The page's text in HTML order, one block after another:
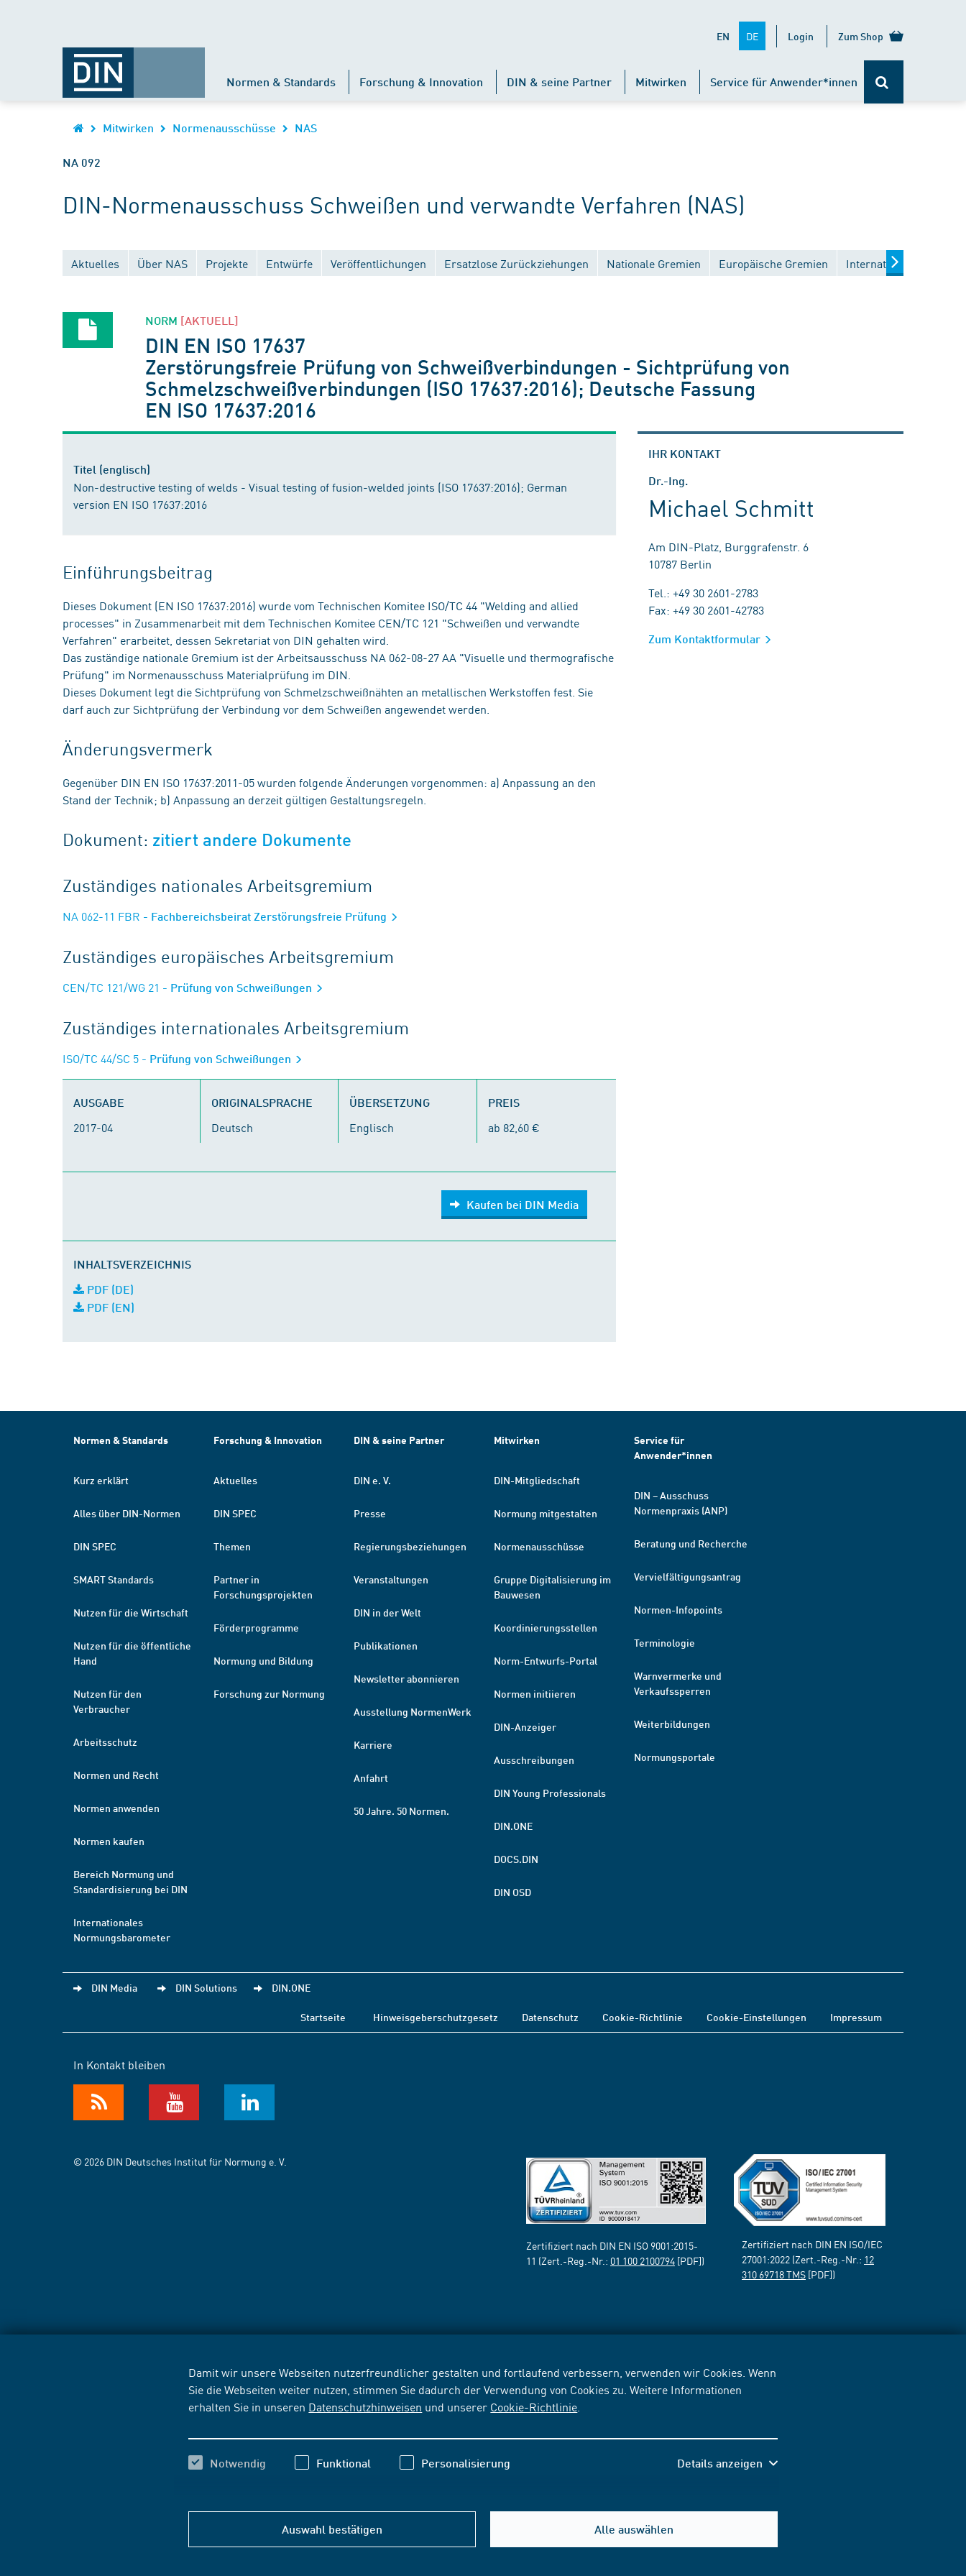
Damit wir unsere Webseiten nutzerfreundlicher gestalten und fortlaufend verbessern, verwenden wir Cookies. Wenn
Sie die Webseiten weiter nutzen, stimmen Sie dadurch der Verwendung von Cookies zu. Weitere Informationen
erhalten Sie in unseren Datenschutzhinweisen und unserer Cookie-Richtlinie
Notwendig Funktional Personalisierung Details anzeigen
Auswahl bestätigen Alle auswählen
EN DE Login Zum Shop
Normen & Standards Forschung & Innovation DIN & seine Partner Mitwirken Service für Anwender*innen
Mitwirken Normenausschüsse NAS
NA 092
DIN-Normenausschuss Schweißen und verwandte Verfahren (NAS)
Aktuelles Über NAS Projekte Entwürfe Veröffentlichungen Ersatzlose Zurückziehungen Nationale Gremien Europäische Gremien Internationale Gremien
NORM [AKTUELL]
DIN EN ISO 17637
Zerstörungsfreie Prüfung von Schweißverbindungen - Sichtprüfung von
Schmelzschweißverbindungen (ISO 17637:2016); Deutsche Fassung
EN ISO 17637:2016
Titel (englisch)
Non-destructive testing of welds - Visual testing of fusion-welded joints (ISO 17637:2016); German
version EN ISO 17637:2016
Einführungsbeitrag
Dieses Dokument (EN ISO 17637:2016) wurde vom Technischen Komitee ISO/TC 44 "Welding and allied
processes" in Zusammenarbeit mit dem Technischen Komitee CEN/TC 121 "Schweißen und verwandte
Verfahren" erarbeitet, dessen Sekretariat von DIN gehalten wird.
Das zuständige nationale Gremium ist der Arbeitsausschuss NA 062-08-27 AA "Visuelle und thermografische
Prüfung" im Normenausschuss Materialprüfung im DIN.
Dieses Dokument legt die Sichtprüfung von Schmelzschweißnähten an metallischen Werkstoffen fest. Sie
darf auch zur Sichtprüfung der Verbindung vor dem Schweißen angewendet werden.
Änderungsvermerk
Gegenüber DIN EN ISO 17637:2011-05 wurden folgende Änderungen vorgenommen: a) Anpassung an den
Stand der Technik; b) Anpassung an derzeit gültigen Gestaltungsregeln.
Dokument: zitiert andere Dokumente
Zuständiges nationales Arbeitsgremium
NA 062-11 FBR - Fachbereichsbeirat Zerstörungsfreie Prüfung
Zuständiges europäisches Arbeitsgremium
CEN/TC 121/WG 21 - Prüfung von Schweißungen
Zuständiges internationales Arbeitsgremium
ISO/TC 44/SC 5 - Prüfung von Schweißungen
AUSGABE
2017-04
ORIGINALSPRACHE
Deutsch
ÜBERSETZUNG
Englisch
PREIS
ab 82,60 €
Kaufen bei DIN Media
INHALTSVERZEICHNIS
PDF (DE)
PDF (EN)
IHR KONTAKT
Dr.-Ing.
Michael Schmitt
Am DIN-Platz, Burggrafenstr. 6
10787 Berlin
Tel.: +49 30 2601-2783
Fax: +49 30 2601-42783
Zum Kontaktformular
Normen & Standards
Kurz erklärt
Alles über DIN-Normen
DIN SPEC
SMART Standards
Nutzen für die Wirtschaft
Nutzen für die öffentliche
Hand
Nutzen für den
Verbraucher
Arbeitsschutz
Normen und Recht
Normen anwenden
Normen kaufen
Bereich Normung und
Standardisierung bei DIN
Internationales
Normungsbarometer
Forschung & Innovation
Aktuelles
DIN SPEC
Themen
Partner in
Forschungsprojekten
Förderprogramme
Normung und Bildung
Forschung zur Normung
DIN & seine Partner
DIN e. V.
Presse
Regierungsbeziehungen
Veranstaltungen
DIN in der Welt
Publikationen
Newsletter abonnieren
Ausstellung NormenWerk
Karriere
Anfahrt
50 Jahre. 50 Normen.
Mitwirken
DIN-Mitgliedschaft
Normung mitgestalten
Normenausschüsse
Gruppe Digitalisierung im
Bauwesen
Koordinierungsstellen
Norm-Entwurfs-Portal
Normen initiieren
DIN-Anzeiger
Ausschreibungen
DIN Young Professionals
DIN.ONE
DOCS.DIN
DIN OSD
Service für
Anwender*innen
DIN – Ausschuss
Normenpraxis (ANP)
Beratung und Recherche
Vervielfältigungsantrag
Normen-Infopoints
Terminologie
Warnvermerke und
Verkaufssperren
Weiterbildungen
Normungsportale
DIN Media DIN Solutions DIN.ONE
Startseite Hinweisgeberschutzgesetz Datenschutz Cookie-Richtlinie Cookie-Einstellungen Impressum
In Kontakt bleiben
© 2026 DIN Deutsches Institut für Normung e. V.
Zertifiziert nach DIN EN ISO 9001:2015-
11 (Zert.-Reg.-Nr.: 01 100 2100794 [PDF])
Zertifiziert nach DIN EN ISO/IEC
27001:2022 (Zert.-Reg.-Nr.: 12
310 69718 TMS [PDF])